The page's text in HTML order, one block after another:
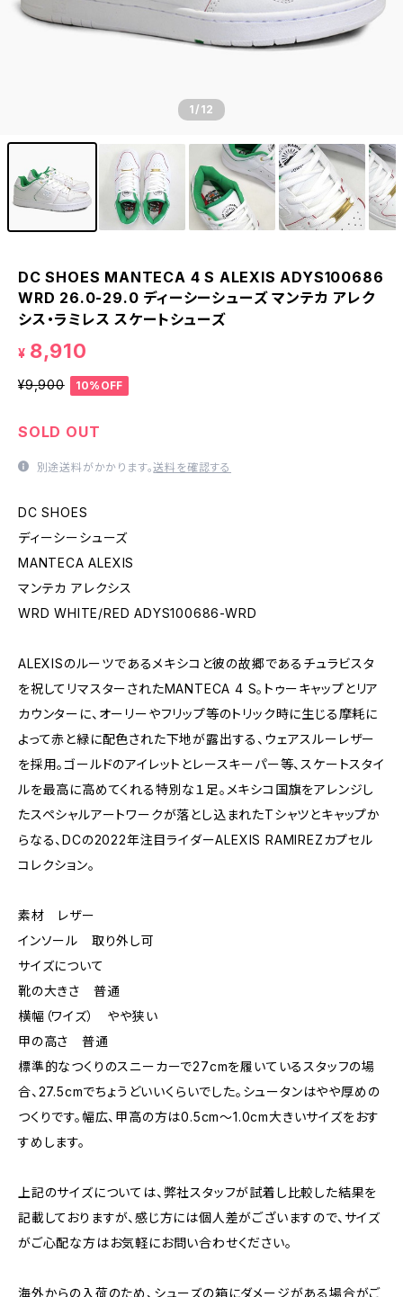
1/12
DC SHOES MANTECA 4 S ALEXIS ADYS100686
WRD 26.0-29.0 ディーシーシューズ マンテカ アレク
シス・ラミレス スケートシューズ
¥ 8,910
¥9,900 10%OFF
SOLD OUT
別途送料がかかります。送料を確認する
DC SHOES
ディーシーシューズ
MANTECA ALEXIS
マンテカ アレクシス
WRD WHITE/RED ADYS100686-WRD
ALEXISのルーツであるメキシコと彼の故郷であるチュラビスタ
を祝してリマスターされたMANTECA 4 S。トゥーキャップとリア
カウンターに、オーリーやフリップ等のトリック時に生じる摩耗に
よって赤と緑に配色された下地が露出する、ウェアスルーレザー
を採用。ゴールドのアイレットとレースキーパー等、スケートスタイ
ルを最高に高めてくれる特別な１足。メキシコ国旗をアレンジし
たスペシャルアートワークが落とし込まれたTシャツとキャップか
らなる、DCの2022年注目ライダーALEXIS RAMIREZカプセル
コレクション。
素材 レザー
インソール 取り外し可
サイズについて
靴の大きさ 普通
横幅（ワイズ） やや狭い
甲の高さ 普通
標準的なつくりのスニーカーで27cmを履いているスタッフの場
合、27.5cmでちょうどいいくらいでした。シュータンはやや厚めの
つくりです。幅広、甲高の方は0.5cm〜1.0cm大きいサイズをおす
すめします。
上記のサイズについては、弊社スタッフが試着し比較した結果を
記載しておりますが、感じ方には個人差がございますので、サイズ
がご心配な方はお気軽にお問い合わせください。
海外からの入荷のため、シューズの箱にダメージがある場合がご